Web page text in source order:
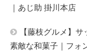
｜あじ助 掛川本店
【藤枝グルメ】
素敵な和菓子｜フォ